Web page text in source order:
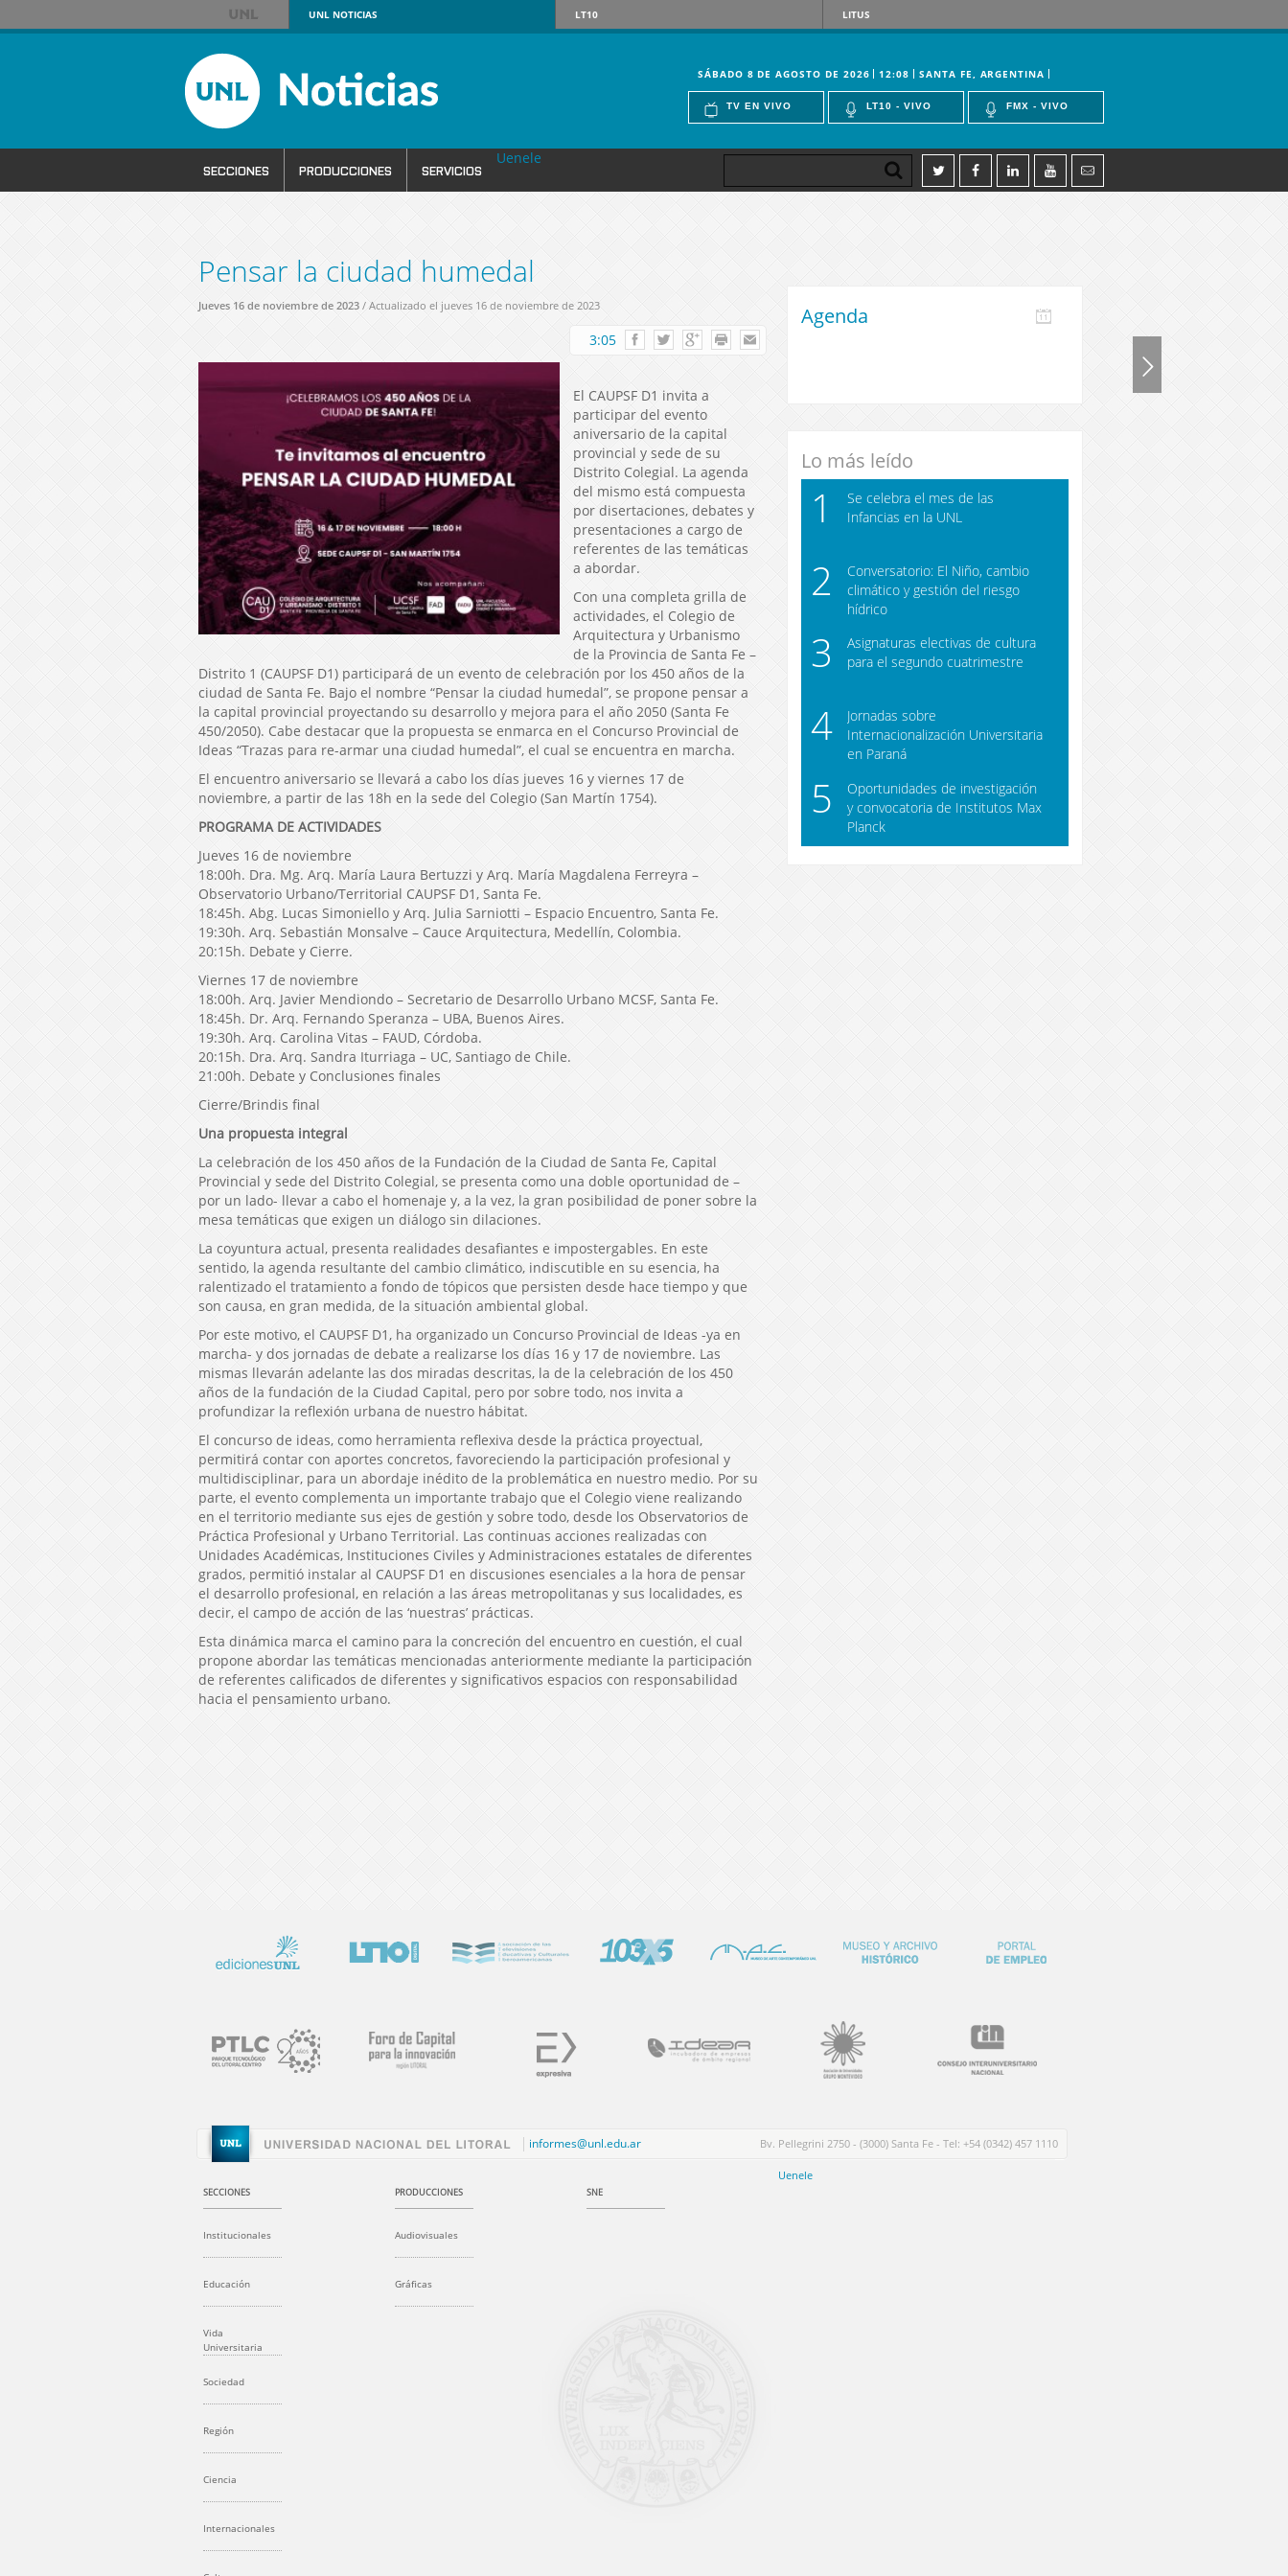
UNLNOTICIAS LT10 LITUS
SÁBADO 8 DE AGOSTO DE 2026 12:08 SANTA FE, ARGENTINA
TV EN VIVO LT10 - VIVO FMX - VIVO
SECCIONES PRODUCCIONES
Uenele
SERVICIOS
Pensar la ciudad humedal
Jueves 16 de noviembre de 2023 / Actualizado el jueves 16 de noviembre de 2023
3:05
El CAUPSF D1 invita a
participar del evento
aniversario de la capital
provincial y sede de su
Distrito Colegial. La agenda
del mismo está compuesta
por disertaciones, debates y
presentaciones a cargo de
referentes de las temáticas
a abordar.
Con una completa grilla de
actividades, el Colegio de
Arquitectura y Urbanismo
de la Provincia de Santa Fe –
Distrito 1 (CAUPSF D1) participará de un evento de celebración por los 450 años de la
ciudad de Santa Fe. Bajo el nombre “Pensar la ciudad humedal”, se propone pensar a
la capital provincial proyectando su desarrollo y mejora para el año 2050 (Santa Fe
450/2050). Cabe destacar que la propuesta se enmarca en el Concurso Provincial de
Ideas “Trazas para re-armar una ciudad humedal”, el cual se encuentra en marcha.
El encuentro aniversario se llevará a cabo los días jueves 16 y viernes 17 de
noviembre, a partir de las 18h en la sede del Colegio (San Martín 1754).
PROGRAMA DE ACTIVIDADES
Jueves 16 de noviembre
18:00h. Dra. Mg. Arq. María Laura Bertuzzi y Arq. María Magdalena Ferreyra –
Observatorio Urbano/Territorial CAUPSF D1, Santa Fe.
18:45h. Abg. Lucas Simoniello y Arq. Julia Sarniotti – Espacio Encuentro, Santa Fe.
19:30h. Arq. Sebastián Monsalve – Cauce Arquitectura, Medellín, Colombia.
20:15h. Debate y Cierre.
Viernes 17 de noviembre
18:00h. Arq. Javier Mendiondo – Secretario de Desarrollo Urbano MCSF, Santa Fe.
18:45h. Dr. Arq. Fernando Speranza – UBA, Buenos Aires.
19:30h. Arq. Carolina Vitas – FAUD, Córdoba.
20:15h. Dra. Arq. Sandra Iturriaga – UC, Santiago de Chile.
21:00h. Debate y Conclusiones finales
Cierre/Brindis final
Una propuesta integral
La celebración de los 450 años de la Fundación de la Ciudad de Santa Fe, Capital
Provincial y sede del Distrito Colegial, se presenta como una doble oportunidad de –
por un lado- llevar a cabo el homenaje y, a la vez, la gran posibilidad de poner sobre la
mesa temáticas que exigen un diálogo sin dilaciones.
La coyuntura actual, presenta realidades desafiantes e impostergables. En este
sentido, la agenda resultante del cambio climático, indiscutible en su esencia, ha
ralentizado el tratamiento a fondo de tópicos que persisten desde hace tiempo y que
son causa, en gran medida, de la situación ambiental global.
Por este motivo, el CAUPSF D1, ha organizado un Concurso Provincial de Ideas -ya en
marcha- y dos jornadas de debate a realizarse los días 16 y 17 de noviembre. Las
mismas llevarán adelante las dos miradas descritas, la de la celebración de los 450
años de la fundación de la Ciudad Capital, pero por sobre todo, nos invita a
profundizar la reflexión urbana de nuestro hábitat.
El concurso de ideas, como herramienta reflexiva desde la práctica proyectual,
permitirá contar con aportes concretos, favoreciendo la participación profesional y
multidisciplinar, para un abordaje inédito de la problemática en nuestro medio. Por su
parte, el evento complementa un importante trabajo que el Colegio viene realizando
en el territorio mediante sus ejes de gestión y sobre todo, desde los Observatorios de
Práctica Profesional y Urbano Territorial. Las continuas acciones realizadas con
Unidades Académicas, Instituciones Civiles y Administraciones estatales de diferentes
grados, permitió instalar al CAUPSF D1 en discusiones esenciales a la hora de pensar
el desarrollo profesional, en relación a las áreas metropolitanas y sus localidades, es
decir, el campo de acción de las ‘nuestras’ prácticas.
Esta dinámica marca el camino para la concreción del encuentro en cuestión, el cual
propone abordar las temáticas mencionadas anteriormente mediante la participación
de referentes calificados de diferentes y significativos espacios con responsabilidad
hacia el pensamiento urbano.
Agenda
Lo más leído
1
Se celebra el mes de las
Infancias en la UNL
2
Conversatorio: El Niño, cambio
climático y gestión del riesgo
hídrico
3
Asignaturas electivas de cultura
para el segundo cuatrimestre
4
Jornadas sobre
Internacionalización Universitaria
en Paraná
5
Oportunidades de investigación
y convocatoria de Institutos Max
Planck
informes@unl.edu.ar Bv. Pellegrini 2750 - (3000) Santa Fe - Tel: +54 (0342) 457 1110
SECCIONES
Institucionales
Educación
Vida
Universitaria
Sociedad
Región
Ciencia
Internacionales
PRODUCCIONES
Audiovisuales
Gráficas
Uenele
SNE